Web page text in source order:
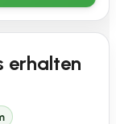
erhalten